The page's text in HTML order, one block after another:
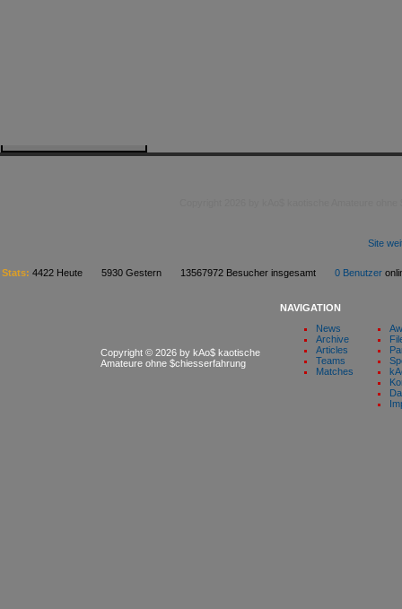
Site
Stats: 4422 Heute 5930 Gestern 13567972 Besucher insgesamt 0 Benutzer
Copyright © 2026 by kAo$ kaotische
Amateure ohne $chiesserfahrung
NAVIGATION
News
Archive
Articles
Teams
Matches